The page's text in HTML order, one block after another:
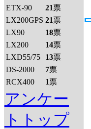
ETX-90
21票
LX200GPS 21票
LX90
18票
LX200
14票
LXD55/75
13票
DS-2000
7票
RCX400
1票
アンケー
トトップ